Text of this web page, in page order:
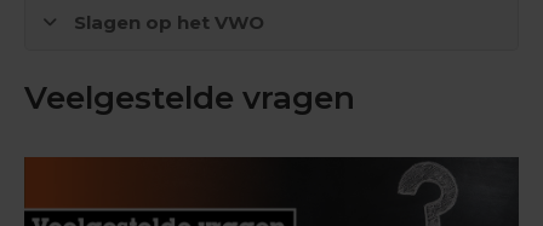
E
x
m
t
Slagen op het VWO
Veelgestelde vragen